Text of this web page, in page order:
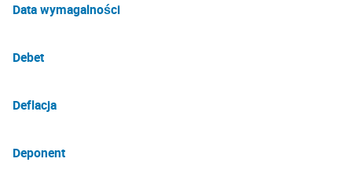
Data wymagalności
Debet
Deflacja
Deponent